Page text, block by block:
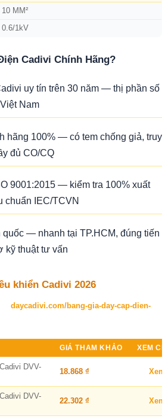
10 MM²
0.6/1kV
Cadivi Chính Hãng?
uy tín trên 30 năm — thị phần số
Nam
hãng 100% — có tem chống giả, truy
đủ CO/CQ
9001:2015 — kiểm tra 100% xuất
chuẩn IEC/TCVN
quốc — nhanh tại TP.HCM, đúng tiến
kỹ thuật tư vấn
khiển Cadivi 2026
daycadivi.com/bang-gia-day-cap-dien-
GIÁ THAM KHẢO XEM
DVV-
18.868 ₫
DVV-
22.302 ₫